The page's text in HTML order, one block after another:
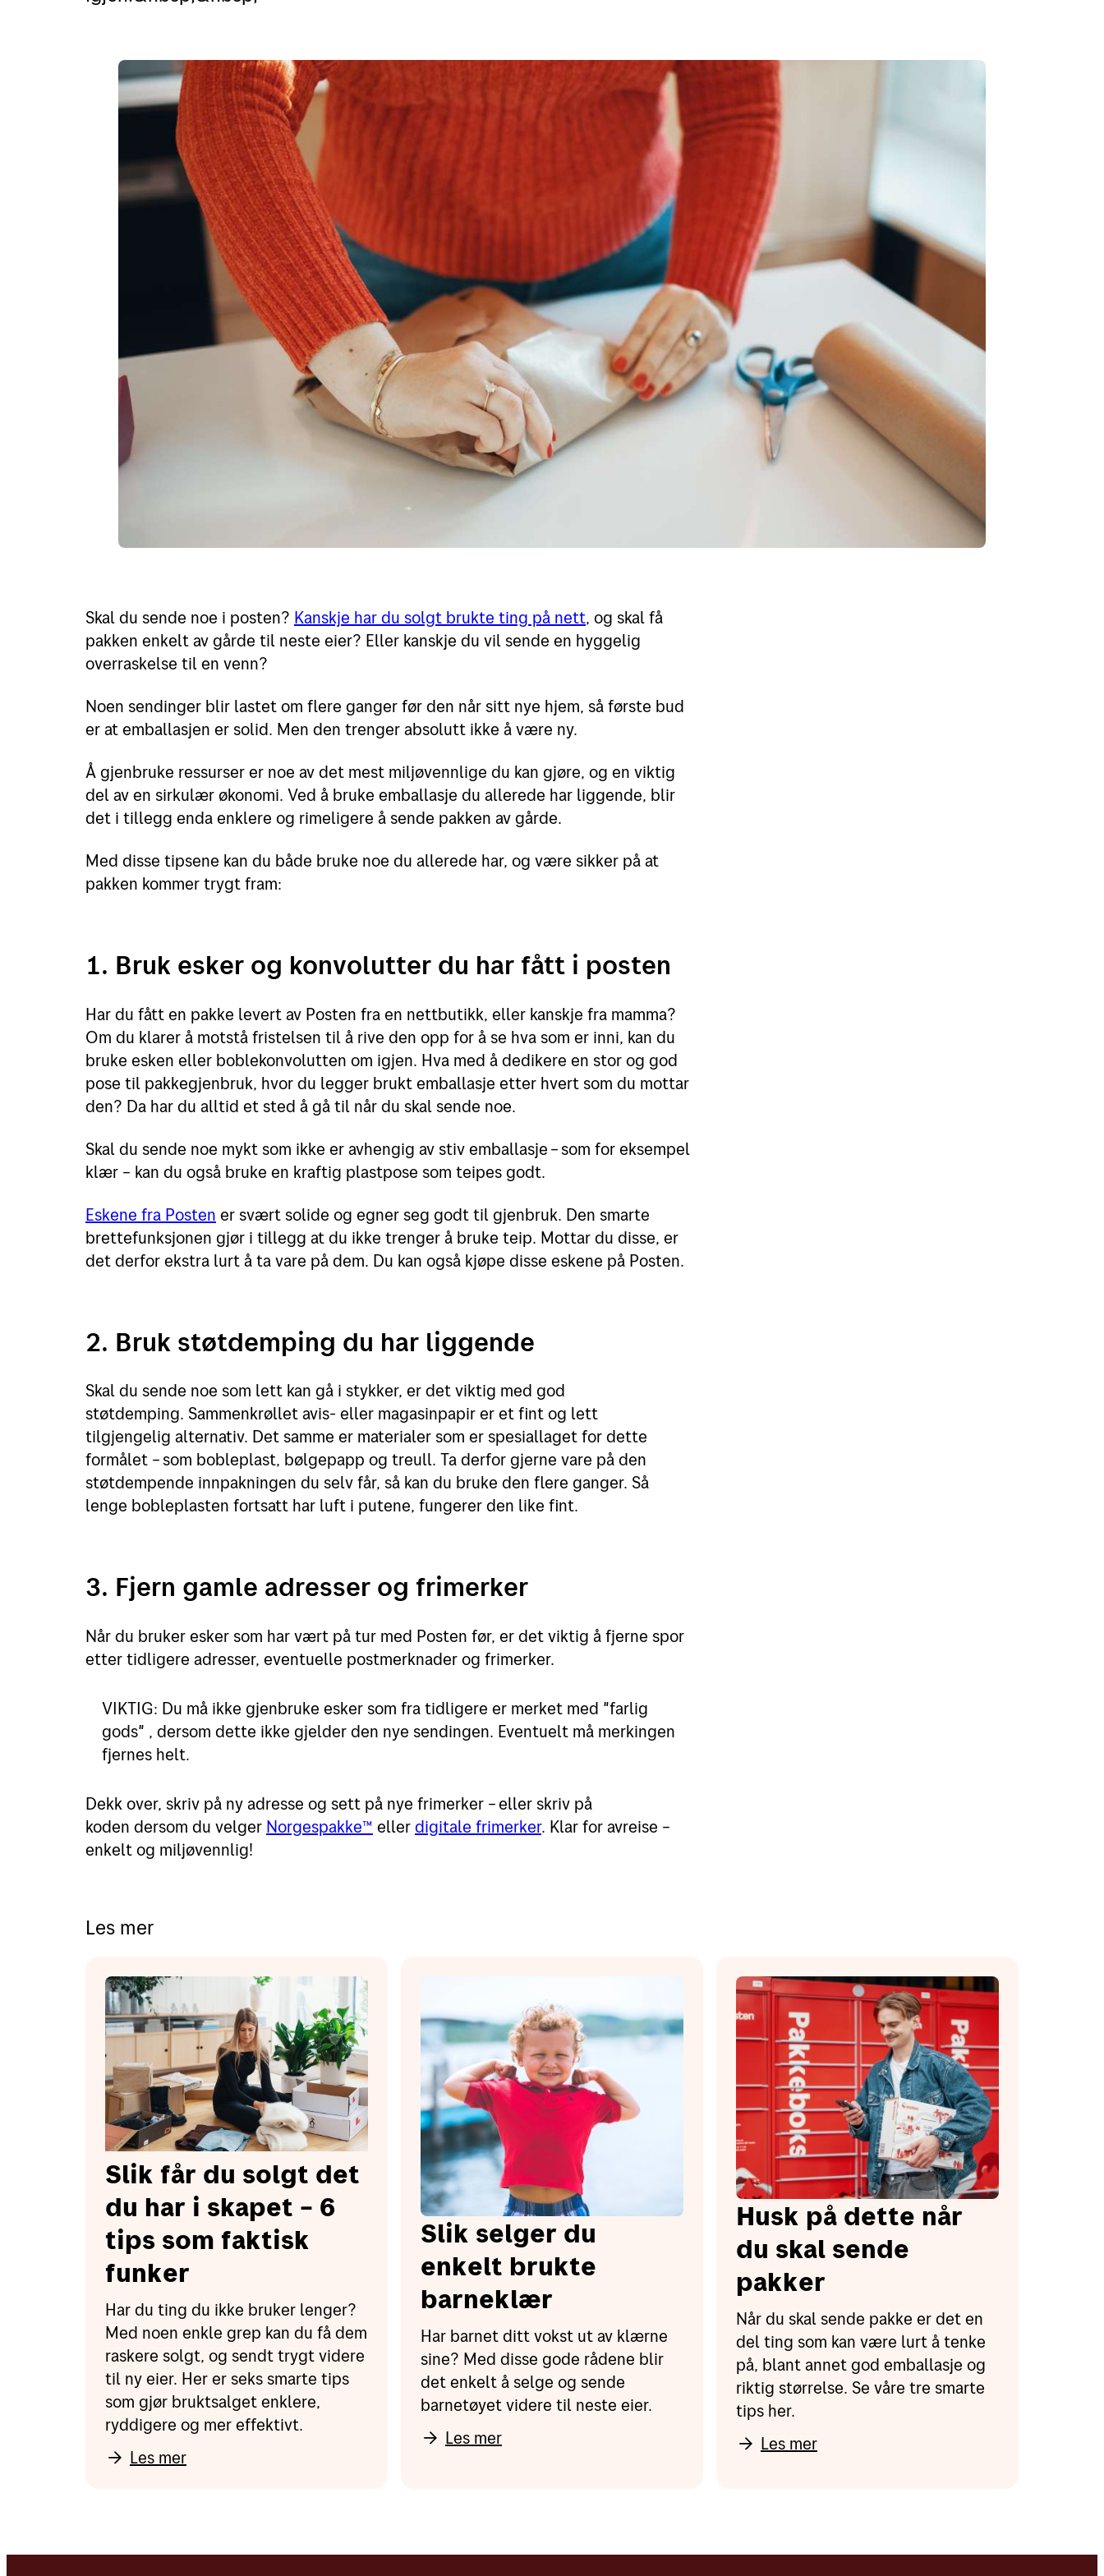
Priser for 2026
Fortolling av sendinger
Digipost
Posten Signering
Se alle verktøy
Skal du sende noe i posten? Kanskje har du solgt brukte ting på nett, og skal få
pakken enkelt av gårde til neste eier? Eller kanskje du vil sende en hyggelig
overraskelse til en venn?
Noen sendinger blir lastet om flere ganger før den når sitt nye hjem, så første bud
er at emballasjen er solid. Men den trenger absolutt ikke å være ny.
Å gjenbruke ressurser er noe av det mest miljøvennlige du kan gjøre, og en viktig
del av en sirkulær økonomi. Ved å bruke emballasje du allerede har liggende, blir
det i tillegg enda enklere og rimeligere å sende pakken av gårde.
Med disse tipsene kan du både bruke noe du allerede har, og være sikker på at
pakken kommer trygt fram:
1. Bruk esker og konvolutter du har fått i posten
Har du fått en pakke levert av Posten fra en nettbutikk, eller kanskje fra mamma?
Om du klarer å motstå fristelsen til å rive den opp for å se hva som er inni, kan du
bruke esken eller boblekonvolutten om igjen. Hva med å dedikere en stor og god
pose til pakkegjenbruk, hvor du legger brukt emballasje etter hvert som du mottar
den? Da har du alltid et sted å gå til når du skal sende noe.
Skal du sende noe mykt som ikke er avhengig av stiv emballasje – som for eksempel
klær – kan du også bruke en kraftig plastpose som teipes godt.
Eskene fra Posten er svært solide og egner seg godt til gjenbruk. Den smarte
brettefunksjonen gjør i tillegg at du ikke trenger å bruke teip. Mottar du disse, er
det derfor ekstra lurt å ta vare på dem. Du kan også kjøpe disse eskene på Posten.
2. Bruk støtdemping du har liggende
Skal du sende noe som lett kan gå i stykker, er det viktig med god
støtdemping. Sammenkrøllet avis- eller magasinpapir er et fint og lett
tilgjengelig alternativ. Det samme er materialer som er spesiallaget for dette
formålet – som bobleplast, bølgepapp og treull. Ta derfor gjerne vare på den
støtdempende innpakningen du selv får, så kan du bruke den flere ganger. Så
lenge bobleplasten fortsatt har luft i putene, fungerer den like fint.
3. Fjern gamle adresser og frimerker
Når du bruker esker som har vært på tur med Posten før, er det viktig å fjerne spor
etter tidligere adresser, eventuelle postmerknader og frimerker.
VIKTIG: Du må ikke gjenbruke esker som fra tidligere er merket med "farlig
gods" , dersom dette ikke gjelder den nye sendingen. Eventuelt må merkingen
fjernes helt.
Dekk over, skriv på ny adresse og sett på nye frimerker – eller skriv på
koden dersom du velger Norgespakke™ eller digitale frimerker. Klar for avreise –
enkelt og miljøvennlig!
Les mer
Slik får du solgt det
du har i skapet – 6
tips som faktisk
funker
Har du ting du ikke bruker lenger?
Med noen enkle grep kan du få dem
raskere solgt, og sendt trygt videre
til ny eier. Her er seks smarte tips
som gjør bruktsalget enklere,
ryddigere og mer effektivt.
Les mer
Slik selger du
enkelt brukte
barneklær
Har barnet ditt vokst ut av klærne
sine? Med disse gode rådene blir
det enkelt å selge og sende
barnetøyet videre til neste eier.
Les mer
Husk på dette når
du skal sende
pakker
Når du skal sende pakke er det en
del ting som kan være lurt å tenke
på, blant annet god emballasje og
riktig størrelse. Se våre tre smarte
tips her.
Les mer